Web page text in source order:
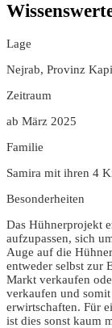
Lage
Nejrab, Provinz
Zeitraum
ab März 2025
Familie
Samira mit ihren 4
Besonderheiten
Das Hühnerprojekt
aufzupassen, sich
Auge auf die
entweder selbst zur
Markt verkaufen
verkaufen und
erwirtschaften. Für
ist dies sonst kaum